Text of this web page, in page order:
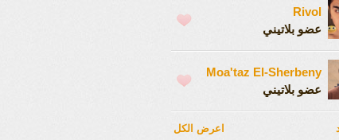
Rivol
عضو بلاتيني
Moa'taz El-Sherbeny
عضو بلاتيني
اعرض الكل